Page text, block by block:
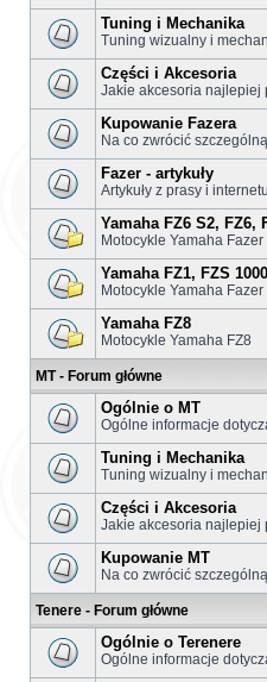
Tuning i Mechanika
Tuning wizualny i
Części i Akcesoria
Jakie akcesoria najlepiej
Kupowanie Fazera
Na co zwrócić
Fazer - artykuły
Artykuły z prasy i
Yamaha FZ6 S2, FZ6,
Motocykle Yamaha
Yamaha FZ1, FZS 1000
Motocykle Yamaha
Yamaha FZ8
Motocykle Yamaha FZ8
MT - Forum główne
Ogólnie o MT
Ogólne informacje
Tuning i Mechanika
Tuning wizualny i
Części i Akcesoria
Jakie akcesoria najlepiej
Kupowanie MT
Na co zwrócić
Tenere - Forum główne
Ogólnie o Terenere
Ogólne informacje